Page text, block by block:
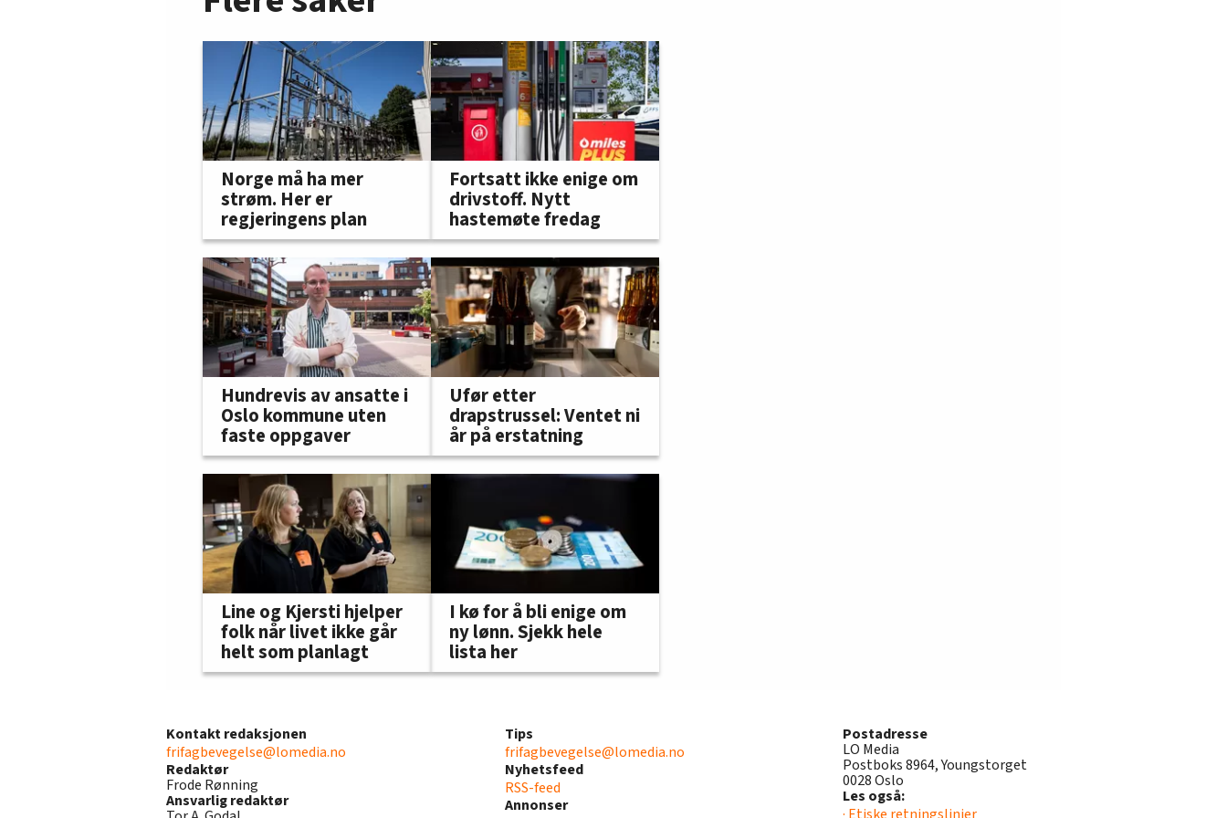
Norge må ha mer
strøm. Her er
regjeringens plan
Fortsatt ikke enige om
drivstoff. Nytt
hastemøte fredag
Hundrevis av ansatte i
Oslo kommune uten
faste oppgaver
Ufør etter
drapstrussel: Ventet ni
år på erstatning
Line og Kjersti hjelper
folk når livet ikke går
helt som planlagt
I kø for å bli enige om
ny lønn. Sjekk hele
lista her
Kontakt redaksjonen
frifagbevegelse@lomedia.no
Redaktør
Frode Rønning
Ansvarlig redaktør
Tips
frifagbevegelse@lomedia.no
Nyhetsfeed
RSS-feed
Annonser
Postadresse
LO Media
Postboks 8964, Youngstorget
0028 Oslo
Les også: